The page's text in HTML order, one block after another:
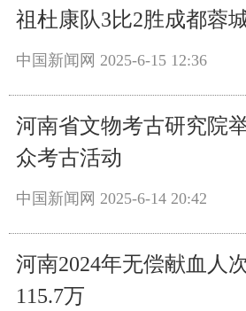
祖杜康队3比2胜成都蓉
中国新闻网 2025-6-15 12:36
河南省文物考古研究院
众考古活动
中国新闻网 2025-6-14 20:42
河南2024年无偿献血人
115.7万